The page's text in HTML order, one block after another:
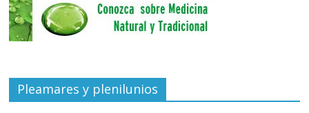
Pleamares y plenilunios